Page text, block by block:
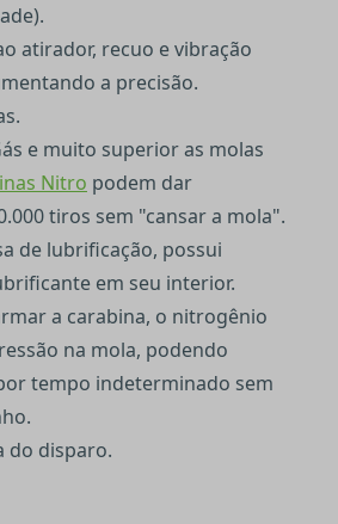
atirador, recuo e vibração
a precisão.
e muito superior as molas
Nitro podem dar
tiros sem "cansar a mola".
de lubrificação, possui
em seu interior.
a carabina, o nitrogênio
na mola, podendo
tempo indeterminado sem
do disparo.